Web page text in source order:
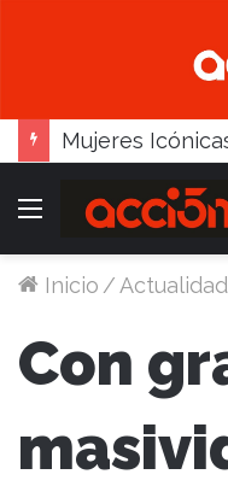
Menú
Inicio /Actualidad
Con